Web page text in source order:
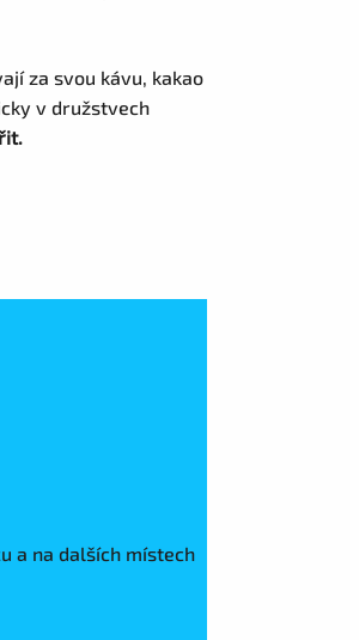
za svou kávu, kakao
v družstvech
a na dalších místech